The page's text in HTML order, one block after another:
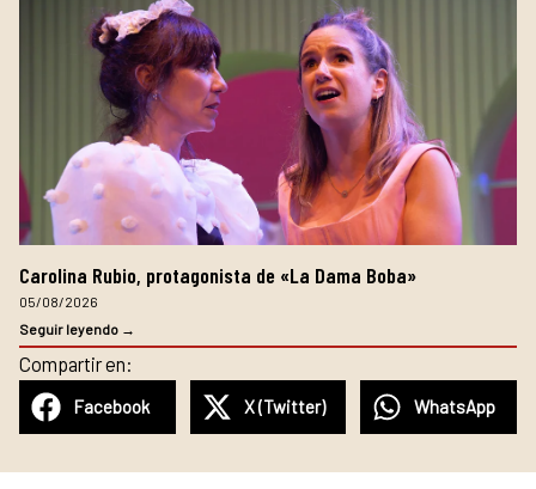
Carolina Rubio, protagonista de «La Dama Boba»
05/08/2026
Seguir leyendo →
Compartir en:
Facebook X (Twitter) WhatsApp